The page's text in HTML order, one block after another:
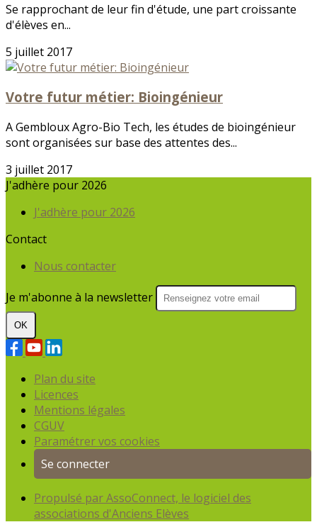
Se rapprochant de leur fin d'étude, une part croissante
d'élèves en...
5 juillet 2017
Votre futur métier: Bioingénieur
A Gembloux Agro-Bio Tech, les études de bioingénieur
sont organisées sur base des attentes des...
3 juillet 2017
J'adhère pour 2026
J'adhère pour 2026
Contact
Nous contacter
Je m'abonne à la newsletter
OK
Plan du site
Licences
Mentions légales
CGUV
Paramétrer vos cookies
Se connecter
Propulsé par AssoConnect, le logiciel des
associations d'Anciens Elèves